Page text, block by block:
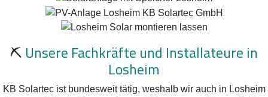
⛏️ Unsere Fachkräfte und Installateure in
Losheim
KB Solartec ist bundesweit tätig, weshalb wir auch in Losheim